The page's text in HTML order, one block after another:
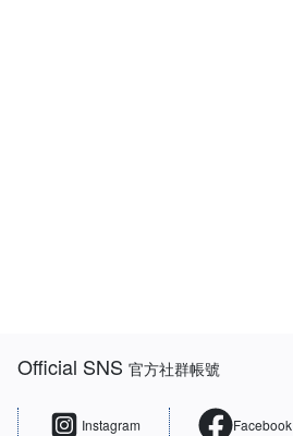
Official SNS官方社群帳號
Instagram
Facebook